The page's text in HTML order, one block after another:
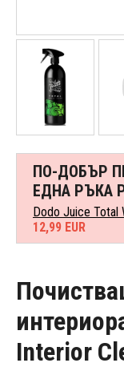
Interior
ПО-ДОБЪР
ЕДНА РЪКА
Dodo Juice Total
12,99 EUR